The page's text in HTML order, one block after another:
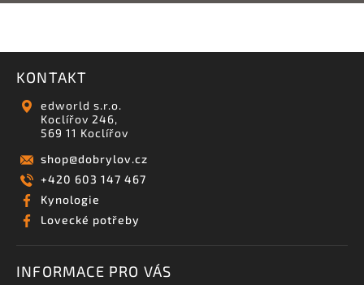
KONTAKT
edworld s.r.o.
Koclířov 246,
569 11 Koclířov
shop@dobrylov.cz
+420 603 147 467
Kynologie
Lovecké potřeby
INFORMACE PRO VÁS